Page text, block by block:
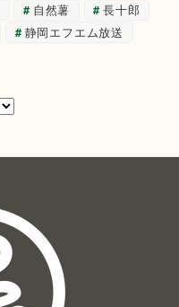
自然薯
長十郎
静岡エフエム放送